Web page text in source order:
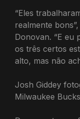
“Eles
realmente
Donovan. “E eu
os três certos
alto, mas não
Josh Giddey
Milwaukee